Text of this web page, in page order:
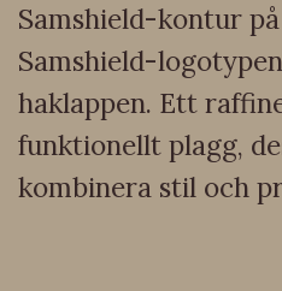
Samshield-kontur
Samshield-
haklappen. Ett
funktionellt plagg,
kombinera stil och